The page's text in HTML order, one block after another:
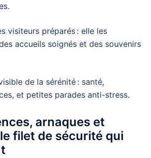
visiteurs préparés : elle les
accueils soignés et des souvenirs
de la sérénité : santé,
et petites parades anti-stress.
arnaques et
filet de sécurité qui